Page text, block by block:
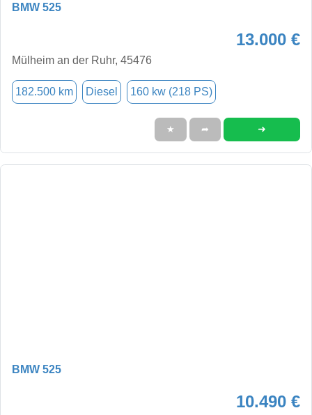
BMW 525
13.000 €
Mülheim an der Ruhr, 45476
182.500 km Diesel 160 kw (218 PS)
★ ➦ ➜
BMW 525
10.490 €